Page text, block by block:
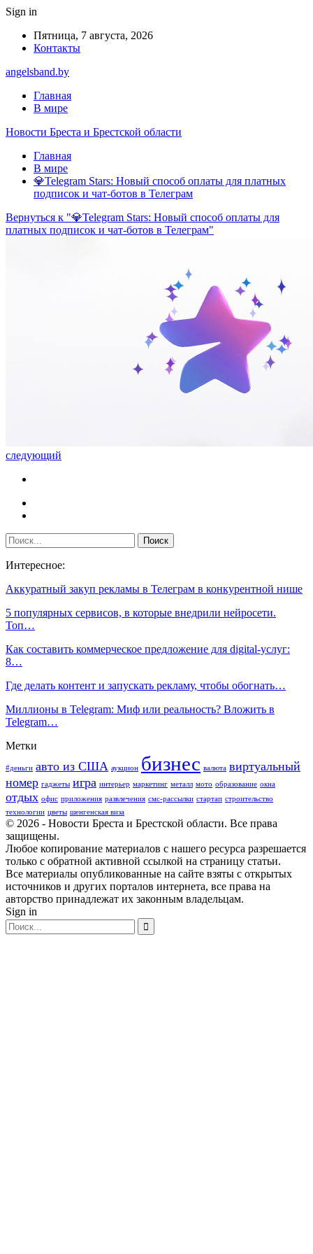
Sign in
Пятница, 7 августа, 2026
Контакты
angelsband.by
Главная
В мире
Новости Бреста и Брестской области
Главная
В мире
💎Telegram Stars: Новый способ оплаты для платных
подписок и чат-ботов в Телеграм
Вернуться к "💎Telegram Stars: Новый способ оплаты для
платных подписок и чат-ботов в Телеграм"
следующий
Интересное:
Аккуратный закуп рекламы в Телеграм в конкурентной нише
5 популярных сервисов, в которые внедрили нейросети.
Топ…
Как составить коммерческое предложение для digital-услуг:
8…
Где делать контент и запускать рекламу, чтобы обогнать…
Миллионы в Telegram: Миф или реальность? Вложить в
Telegram…
Метки
#деньги авто из США аукцион бизнес валюта виртуальный
номер гаджеты игра интерьер маркетинг металл мото образование окна
отдых офис приложения развлечения смс-рассылки стартап строительство
технологии цветы шенгенская виза
© 2026 - Новости Бреста и Брестской области. Все права
защищены.
Любое копирование материалов с нашего ресурса разрешается
только с обратной активной ссылкой на страницу статьи.
Все материалы опубликованные на сайте взяты с открытых
источников и других порталов интернета, все права на
авторство принадлежат их законным владельцам.
Sign in